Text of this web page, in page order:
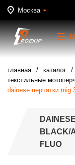
Москва
главная каталог
текстильные
dainese перчатки
BLACK/
FLUO